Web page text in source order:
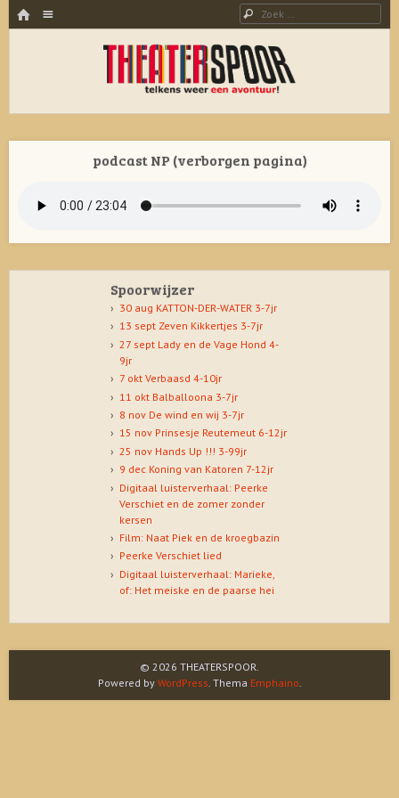
HOME Zoeken
THEATERSPOOR
podcast NP (verborgen pagina)
Spoorwijzer
30 aug KATTON-DER-WATER 3-7jr
13 sept Zeven Kikkertjes 3-7jr
27 sept Lady en de Vage Hond 4-
9jr
7 okt Verbaasd 4-10jr
11 okt Balballoona 3-7jr
8 nov De wind en wij 3-7jr
15 nov Prinsesje Reutemeut 6-12jr
25 nov Hands Up !!! 3-99jr
9 dec Koning van Katoren 7-12jr
Digitaal luisterverhaal: Peerke
Verschiet en de zomer zonder
kersen
Film: Naat Piek en de kroegbazin
Peerke Verschiet lied
Digitaal luisterverhaal: Marieke,
of: Het meiske en de paarse hei
© 2026 THEATERSPOOR.
Powered by WordPress . Thema Emphaino